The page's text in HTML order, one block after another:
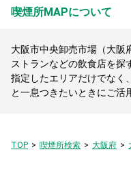
喫煙所MAPについて
大阪市中央卸売市場（大阪
ストランなどの飲食店を探
指定したエリアだけでなく
と一息つきたいときにご活
TOP 喫煙所検索 大阪府